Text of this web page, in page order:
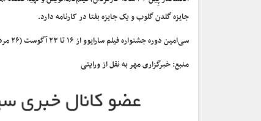
جایزه گلدن گلوب و یک جایزه بفتا در کارنامه دارد.
سی‌امین دوره جشنواره فیلم سارایوو از ۱۶ تا ۲۳ آگوست (۲۶ مرداد تا ۲ شهریور) برگزار می‌شود.
منبع: خبرگزاری مهر به نقل از ورایتی